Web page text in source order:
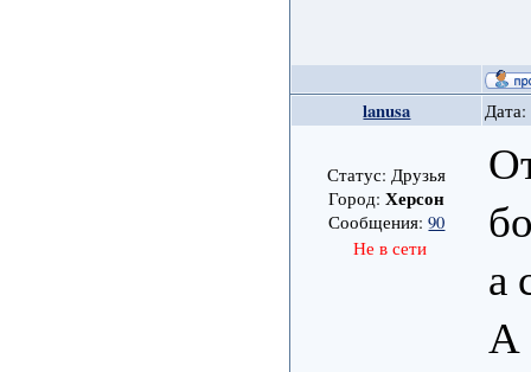
lanusa Дата:
Статус: Друзья
Город:Херсон
Сообщения:90
Не в сети
а
А